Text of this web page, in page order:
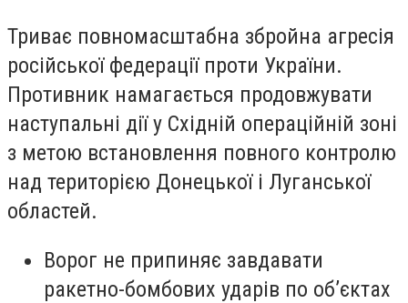
Триває повномасштабна збройна агресія
російської федерації проти України.
Противник намагається продовжувати
наступальні дії у Східній операційній зоні
з метою встановлення повного контролю
над територією Донецької і Луганської
областей.
Ворог не припиняє завдавати
ракетно-бомбових ударів по об’єктах